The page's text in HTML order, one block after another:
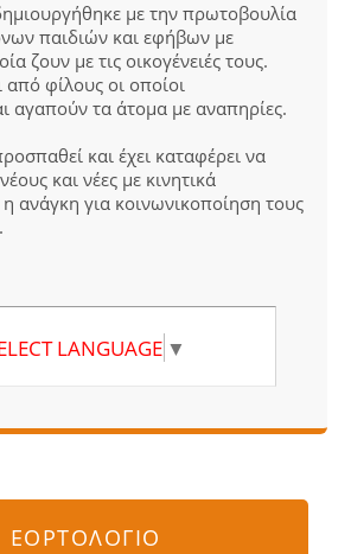
με την πρωτοβουλία
παιδιών και εφήβων με
ζουν με τις οικογένειές τους.
φίλους οι οποίοι
αγαπούν τα άτομα με αναπηρίες.
και έχει καταφέρει να
και νέες με κινητικά
ανάγκη για κοινωνικοποίηση τους
LANGUAGE ▼
ΕΟΡΤΟΛΟΓΙΟ